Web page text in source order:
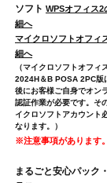
ソフト WPSオフィス2
細へ
マイクロソフトオフィ
細へ
（マイクロソフトオフィ
2024H＆B POSA 2PC版
後にお客様ご自身でオン
認証作業が必要です。そ
イクロソフトアカウント
なります。）
※注意事項があります。
まるごと安心パック